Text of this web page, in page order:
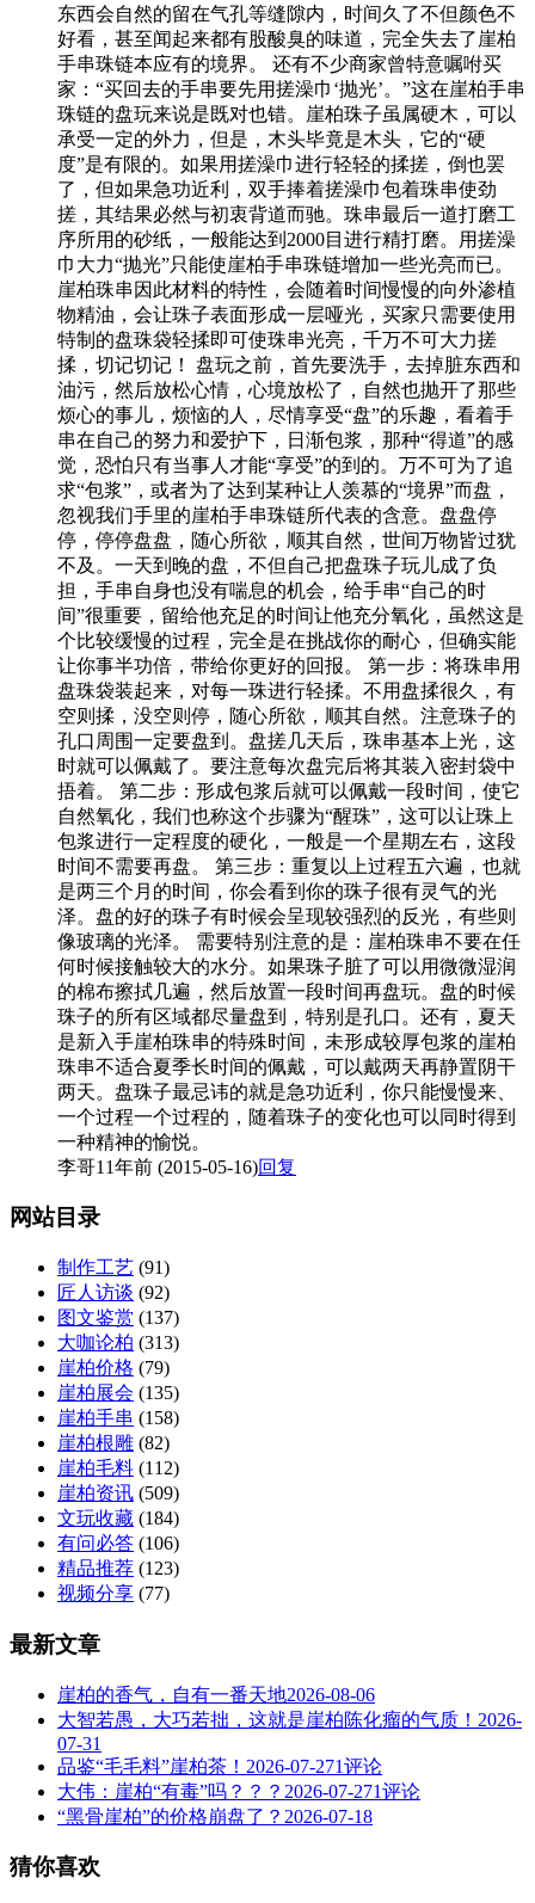
东西会自然的留在气孔等缝隙内，时间久了不但颜色不
好看，甚至闻起来都有股酸臭的味道，完全失去了崖柏
手串珠链本应有的境界。 还有不少商家曾特意嘱咐买
家：“买回去的手串要先用搓澡巾‘抛光’。”这在崖柏手串
珠链的盘玩来说是既对也错。崖柏珠子虽属硬木，可以
承受一定的外力，但是，木头毕竟是木头，它的“硬
度”是有限的。如果用搓澡巾进行轻轻的揉搓，倒也罢
了，但如果急功近利，双手捧着搓澡巾包着珠串使劲
搓，其结果必然与初衷背道而驰。珠串最后一道打磨工
序所用的砂纸，一般能达到2000目进行精打磨。用搓澡
巾大力“抛光”只能使崖柏手串珠链增加一些光亮而已。
崖柏珠串因此材料的特性，会随着时间慢慢的向外渗植
物精油，会让珠子表面形成一层哑光，买家只需要使用
特制的盘珠袋轻揉即可使珠串光亮，千万不可大力搓
揉，切记切记！ 盘玩之前，首先要洗手，去掉脏东西和
油污，然后放松心情，心境放松了，自然也抛开了那些
烦心的事儿，烦恼的人，尽情享受“盘”的乐趣，看着手
串在自己的努力和爱护下，日渐包浆，那种“得道”的感
觉，恐怕只有当事人才能“享受”的到的。万不可为了追
求“包浆”，或者为了达到某种让人羡慕的“境界”而盘，
忽视我们手里的崖柏手串珠链所代表的含意。盘盘停
停，停停盘盘，随心所欲，顺其自然，世间万物皆过犹
不及。一天到晚的盘，不但自己把盘珠子玩儿成了负
担，手串自身也没有喘息的机会，给手串“自己的时
间”很重要，留给他充足的时间让他充分氧化，虽然这是
个比较缓慢的过程，完全是在挑战你的耐心，但确实能
让你事半功倍，带给你更好的回报。 第一步：将珠串用
盘珠袋装起来，对每一珠进行轻揉。不用盘揉很久，有
空则揉，没空则停，随心所欲，顺其自然。注意珠子的
孔口周围一定要盘到。盘搓几天后，珠串基本上光，这
时就可以佩戴了。要注意每次盘完后将其装入密封袋中
捂着。 第二步：形成包浆后就可以佩戴一段时间，使它
自然氧化，我们也称这个步骤为“醒珠”，这可以让珠上
包浆进行一定程度的硬化，一般是一个星期左右，这段
时间不需要再盘。 第三步：重复以上过程五六遍，也就
是两三个月的时间，你会看到你的珠子很有灵气的光
泽。盘的好的珠子有时候会呈现较强烈的反光，有些则
像玻璃的光泽。 需要特别注意的是：崖柏珠串不要在任
何时候接触较大的水分。如果珠子脏了可以用微微湿润
的棉布擦拭几遍，然后放置一段时间再盘玩。盘的时候
珠子的所有区域都尽量盘到，特别是孔口。还有，夏天
是新入手崖柏珠串的特殊时间，未形成较厚包浆的崖柏
珠串不适合夏季长时间的佩戴，可以戴两天再静置阴干
两天。盘珠子最忌讳的就是急功近利，你只能慢慢来、
一个过程一个过程的，随着珠子的变化也可以同时得到
一种精神的愉悦。
李哥11年前 (2015-05-16)回复
网站目录
制作工艺 (91)
匠人访谈 (92)
图文鉴赏 (137)
大咖论柏 (313)
崖柏价格 (79)
崖柏展会 (135)
崖柏手串 (158)
崖柏根雕 (82)
崖柏毛料 (112)
崖柏资讯 (509)
文玩收藏 (184)
有问必答 (106)
精品推荐 (123)
视频分享 (77)
最新文章
崖柏的香气，自有一番天地2026-08-06
大智若愚，大巧若拙，这就是崖柏陈化瘤的气质！ 2026-
07-31
品鉴“毛毛料”崖柏茶！ 2026-07-271评论
大伟：崖柏“有毒”吗？？？ 2026-07-271评论
“黑骨崖柏”的价格崩盘了？ 2026-07-18
猜你喜欢